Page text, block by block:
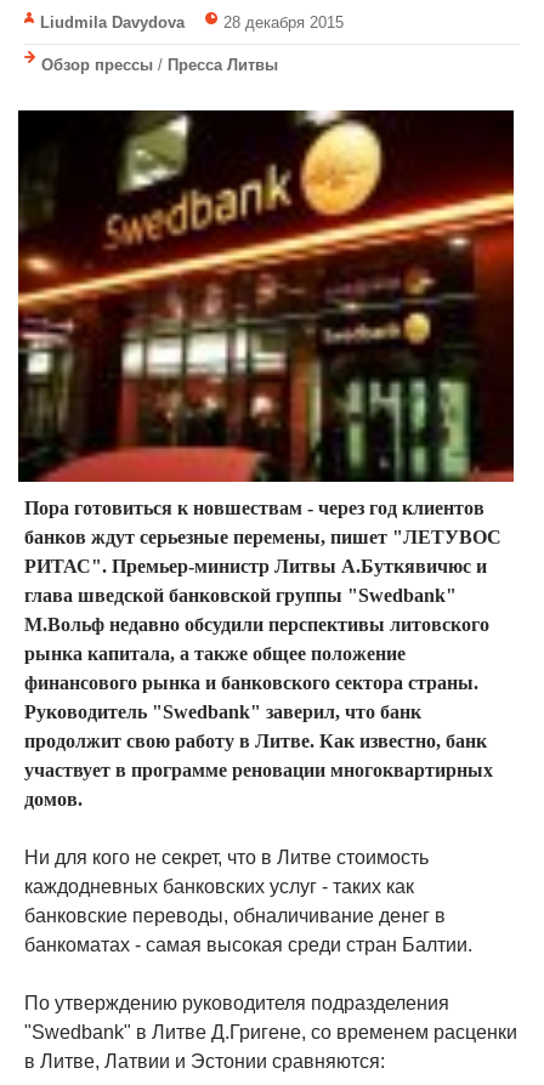
Liudmila Davydova 28 декабря 2015
Обзор прессы / Пресса Литвы
Пора готовиться к новшествам - через год клиентов
банков ждут серьезные перемены, пишет "ЛЕТУВОС
РИТАС". Премьер-министр Литвы А.Буткявичюс и
глава шведской банковской группы "Swedbank"
М.Вольф недавно обсудили перспективы литовского
рынка капитала, а также общее положение
финансового рынка и банковского сектора страны.
Руководитель "Swedbank" заверил, что банк
продолжит свою работу в Литве. Как известно, банк
участвует в программе реновации многоквартирных
домов.
Ни для кого не секрет, что в Литве стоимость
каждодневных банковских услуг - таких как
банковские переводы, обналичивание денег в
банкоматах - самая высокая среди стран Балтии.
По утверждению руководителя подразделения
"Swedbank" в Литве Д.Григене, со временем расценки
в Литве, Латвии и Эстонии сравняются: